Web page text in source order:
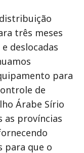
três meses
deslocadas
para
de
Árabe Sírio
as províncias
para que o